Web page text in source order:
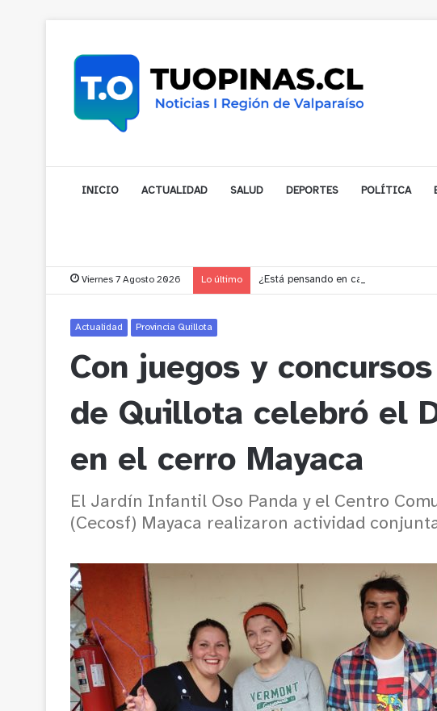
INICIO ACTUALIDAD SALUD DEPORTES POLÍTICA
Viernes 7 Agosto 2026 Lo último ¿Está pensando en cambiarse de
Actualidad Provincia Quillota
Con juegos y
de Quillota celebró el
en el cerro Mayaca
El Jardín Infantil Oso Panda y el Centro
(Cecosf) Mayaca realizaron actividad